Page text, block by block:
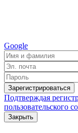
Google
Зарегистрироваться
Подтверждая
пользовательского
Закрыть